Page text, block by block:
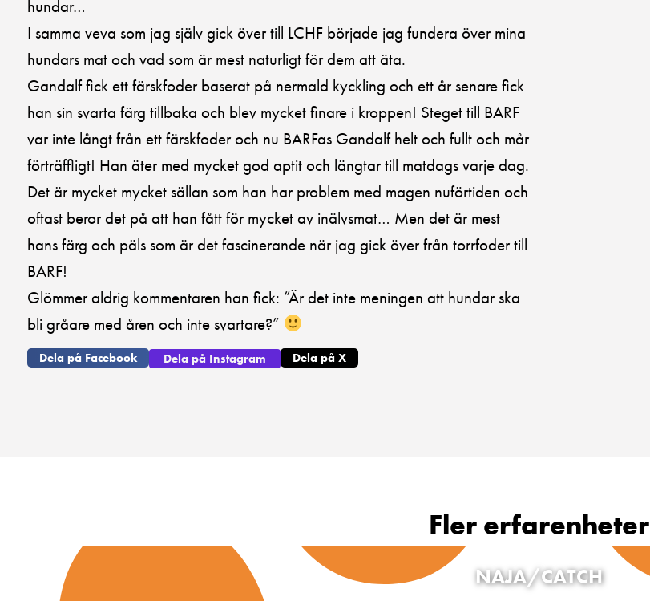
hundar…
I samma veva som jag själv gick över till LCHF började jag fundera över mina
hundars mat och vad som är mest naturligt för dem att äta.
Gandalf fick ett färskfoder baserat på nermald kyckling och ett år senare fick
han sin svarta färg tillbaka och blev mycket finare i kroppen! Steget till BARF
var inte långt från ett färskfoder och nu BARFas Gandalf helt och fullt och mår
förträffligt! Han äter med mycket god aptit och längtar till matdags varje dag.
Det är mycket mycket sällan som han har problem med magen nuförtiden och
oftast beror det på att han fått för mycket av inälvsmat… Men det är mest
hans färg och päls som är det fascinerande när jag gick över från torrfoder till
BARF!
Glömmer aldrig kommentaren han fick: ”Är det inte meningen att hundar ska
bli gråare med åren och inte svartare?”
Dela på Facebook Dela på Instagram Dela på X
Fler erfarenheter
NAJA/CATCH